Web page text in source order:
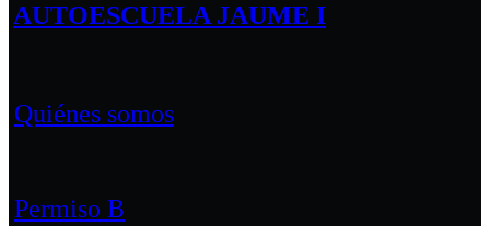
AUTOESCUELA JAUME I
Quiénes somos
Permiso B